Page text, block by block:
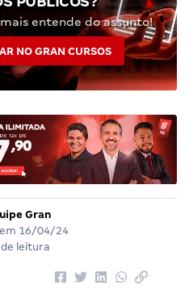
entende do assunto!
NO GRAN CURSOS
Gran
16/04/24
leitura